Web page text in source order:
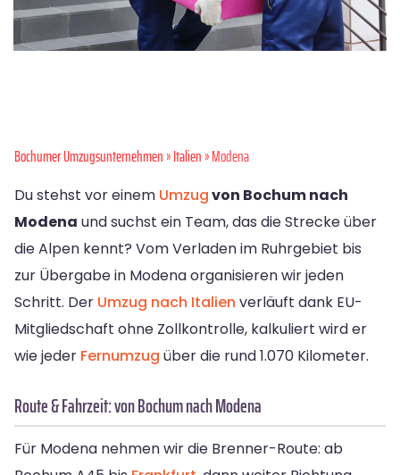
Bochumer Umzugsunternehmen»Italien» Modena
Du stehst vor einem Umzugvon Bochum nach
Modena und suchst ein Team, das die Strecke über
die Alpen kennt? Vom Verladen im Ruhrgebiet bis
zur Übergabe in Modena organisieren wir jeden
Schritt. Der Umzug nach Italien verläuft dank EU-
Mitgliedschaft ohne Zollkontrolle, kalkuliert wird er
wie jeder Fernumzug über die rund 1.070 Kilometer.
Route & Fahrzeit: von Bochum nach Modena
Für Modena nehmen wir die Brenner-Route: ab